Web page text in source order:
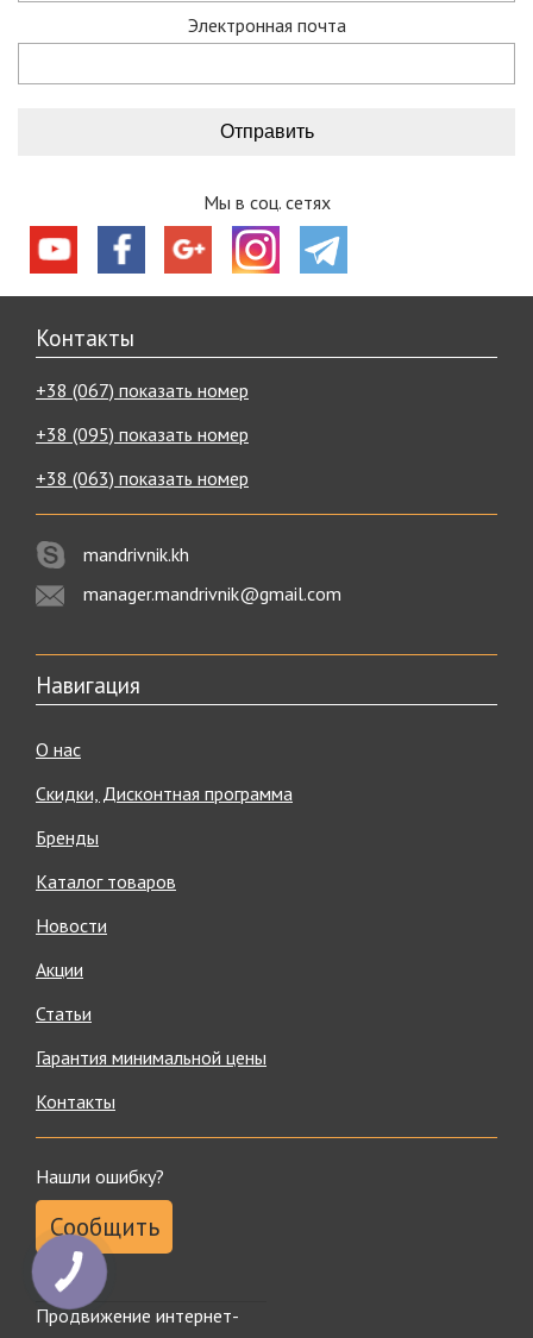
Электронная почта
Мы в соц. сетях
Контакты
+38 (067) показать номер
+38 (095) показать номер
+38 (063) показать номер
mandrivnik.kh
manager.mandrivnik@gmail.com
Навигация
О нас
Скидки, Дисконтная программа
Бренды
Каталог товаров
Новости
Акции
Статьи
Гарантия минимальной цены
Контакты
Нашли ошибку?
Сообщить
Продвижение интернет-